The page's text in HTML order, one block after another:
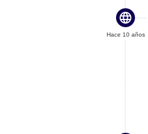

Hace 10 años